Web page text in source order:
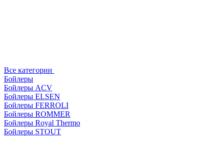
Все категории
Бойлеры
Бойлеры ACV
Бойлеры ELSEN
Бойлеры FERROLI
Бойлеры ROMMER
Бойлеры Royal Thermo
Бойлеры STOUT